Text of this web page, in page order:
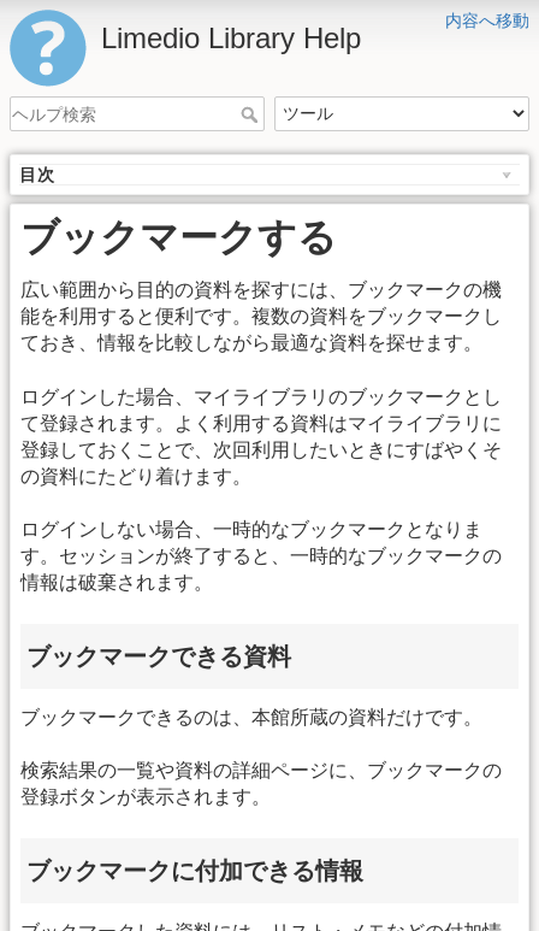
内容へ移動
Limedio Library Help
目次
ブックマークする
広い範囲から目的の資料を探すには、ブックマークの機
能を利用すると便利です。複数の資料をブックマークし
ておき、情報を比較しながら最適な資料を探せます。
ログインした場合、マイライブラリのブックマークとし
て登録されます。よく利用する資料はマイライブラリに
登録しておくことで、次回利用したいときにすばやくそ
の資料にたどり着けます。
ログインしない場合、一時的なブックマークとなりま
す。セッションが終了すると、一時的なブックマークの
情報は破棄されます。
ブックマークできる資料
ブックマークできるのは、本館所蔵の資料だけです。
検索結果の一覧や資料の詳細ページに、ブックマークの
登録ボタンが表示されます。
ブックマークに付加できる情報